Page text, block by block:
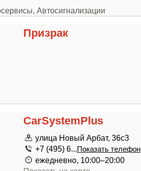
Автосигнализации
Призрак
CarSystemPlus
улица Новый Арбат, 36с3
+7 (495) 6...Показать телефон
ежедневно, 10:00–20:00